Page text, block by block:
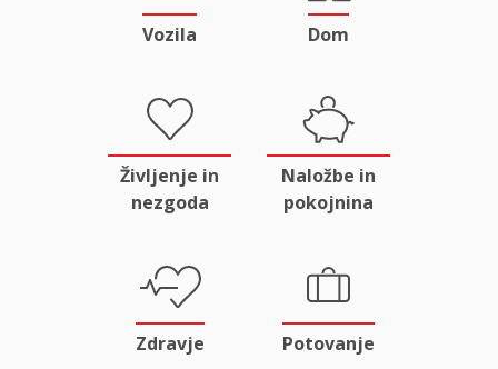
Vozila Dom
Življenje in
nezgoda
Naložbe in
pokojnina
Zdravje Potovanje